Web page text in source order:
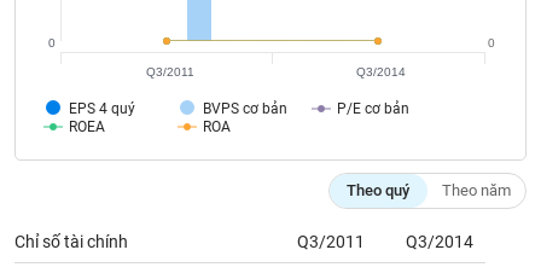
EPS 4 quý BVPS cơ bản
P/E cơ bản
ROEA
ROA
0 0
Q3/2011 Q3/2014
Theo quý Theo năm
Chỉ số tài chính Q3/2011 Q3/2014